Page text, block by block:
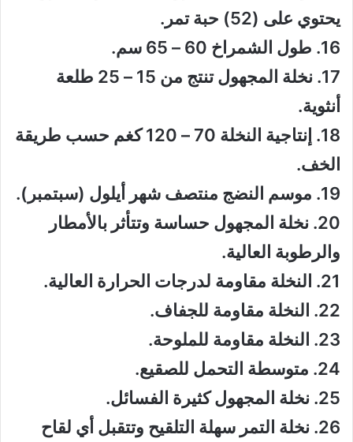
يحتوي على (52) حبة تمر.
16. طول الشمراخ 60 – 65 سم.
17. نخلة المجهول تنتج من 15 – 25 طلعة
أنثوية.
18. إنتاجية النخلة 70 – 120 كغم حسب طريقة
الخف.
19. موسم النضج منتصف شهر أيلول (سبتمبر).
20. نخلة المجهول حساسة وتتأثر بالأمطار
والرطوبة العالية.
21. النخلة مقاومة لدرجات الحرارة العالية.
22. النخلة مقاومة للجفاف.
23. النخلة مقاومة للملوحة.
24. متوسطة التحمل للصقيع.
25. نخلة المجهول كثيرة الفسائل.
26. نخلة التمر سهلة التلقيح وتتقبل أي لقاح